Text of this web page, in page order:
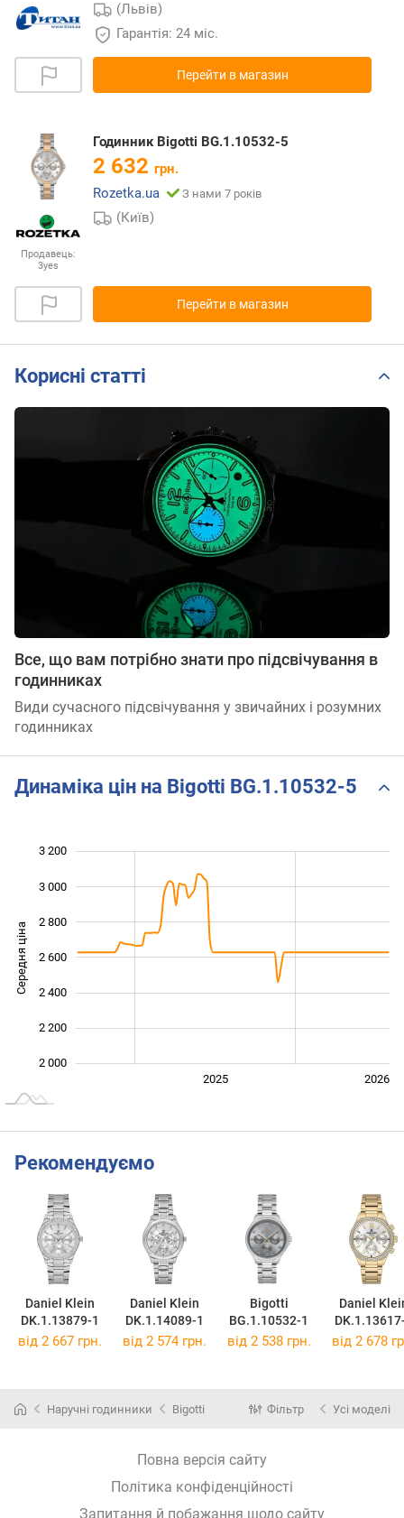
(Львів)
Гарантія: 24 міс.
Перейти в магазин
Продавець:
3yes
Годинник Bigotti BG.1.10532-5
2 632 грн.
Rozetka.ua
З нами 7 років
(Київ)
Перейти в магазин
Корисні статті
Все, що вам потрібно знати про підсвічування в
годинниках
Види сучасного підсвічування у звичайних і розумних
годинниках
Динаміка цін на Bigotti BG.1.10532-5
Середня ціна 2 000
2 000
2 200
2 400
2 600
2 800
3 000
3 200
2025 2026
Рекомендуємо
Daniel Klein
DK.1.13879-1
Daniel Klein
DK.1.14089-1
Bigotti
BG.1.10532-1
Daniel
від 2 667 грн. від 2 574 грн. від 2 538 грн. від 2 678
Наручні годинники Bigotti Фільтр Усі моделі
Повна версія сайту
Політика конфіденційності
Запитання й побажання щодо сайту